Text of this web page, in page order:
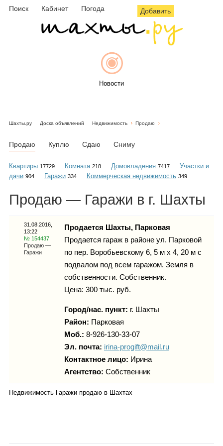
Поиск Кабинет Погода Добавить
Новости
Объявления
Каталог
Гороскоп
Карты
Шахты.ру Доска объявлений Недвижимость Продаю
Продаю Куплю Сдаю Сниму
Квартиры 17729 Комната 218 Домовладения 7417
Участки и
дачи 904 Гаражи 334 Коммерческая недвижимость 349
Продаю — Гаражи в г. Шахты
31.08.2016,
13:22
№ 154437
Продаю —
Гаражи
Продается Шахты, Парковая
Продается гараж в районе ул. Парковой
по пер. Воробьевскому 6, 5 м х 4, 20 м с
подвалом под всем гаражом. Земля в
собственности. Собственник.
Цена: 300 тыс. руб.
Город/нас. пункт: г. Шахты
Район: Парковая
Моб.: 8-926-130-33-07
Эл. почта: irina-progift@mail.ru
Контактное лицо: Ирина
Агентство: Собственник
Недвижимость Гаражи продаю в Шахтах